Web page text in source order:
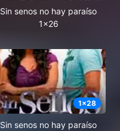
Sin senos no hay paraíso
1x26
1x28
Sin senos no hay paraíso